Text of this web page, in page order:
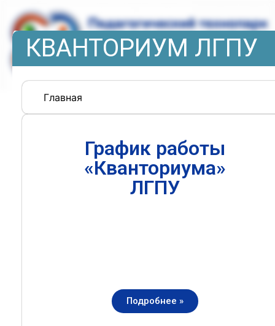
КВАНТОРИУМ ЛГПУ
Главная
График работы
«Кванториума»
ЛГПУ
Подробнее »